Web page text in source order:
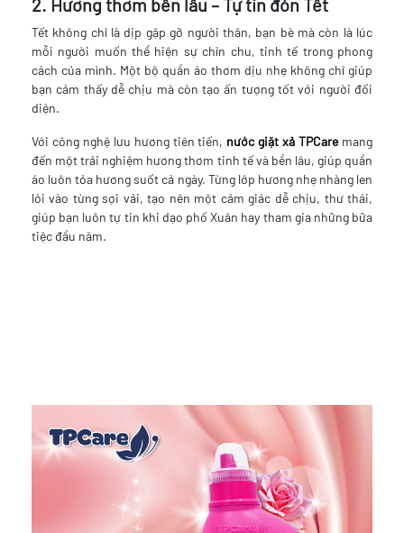
2. Hương thơm bền lâu – Tự tin đón Tết
Tết không chỉ là dịp gặp gỡ người thân, bạn bè mà còn là lúc
mỗi người muốn thể hiện sự chỉn chu, tinh tế trong phong
cách của mình. Một bộ quần áo thơm dịu nhẹ không chỉ giúp
bạn cảm thấy dễ chịu mà còn tạo ấn tượng tốt với người đối
diện.
Với công nghệ lưu hương tiên tiến, nước giặt xả TPCaremang
đến một trải nghiệm hương thơm tinh tế và bền lâu, giúp quần
áo luôn tỏa hương suốt cả ngày. Từng lớp hương nhẹ nhàng len
lỏi vào từng sợi vải, tạo nên một cảm giác dễ chịu, thư thái,
giúp bạn luôn tự tin khi dạo phố Xuân hay tham gia những bữa
tiệc đầu năm.